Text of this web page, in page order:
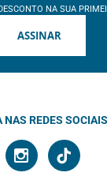
NA SUA
ASSINAR
NAS REDES SOCIAIS